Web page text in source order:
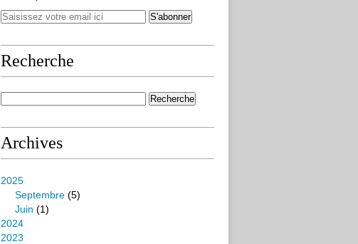
Recherche
Archives
2025
Septembre (5)
Juin (1)
2024
2023